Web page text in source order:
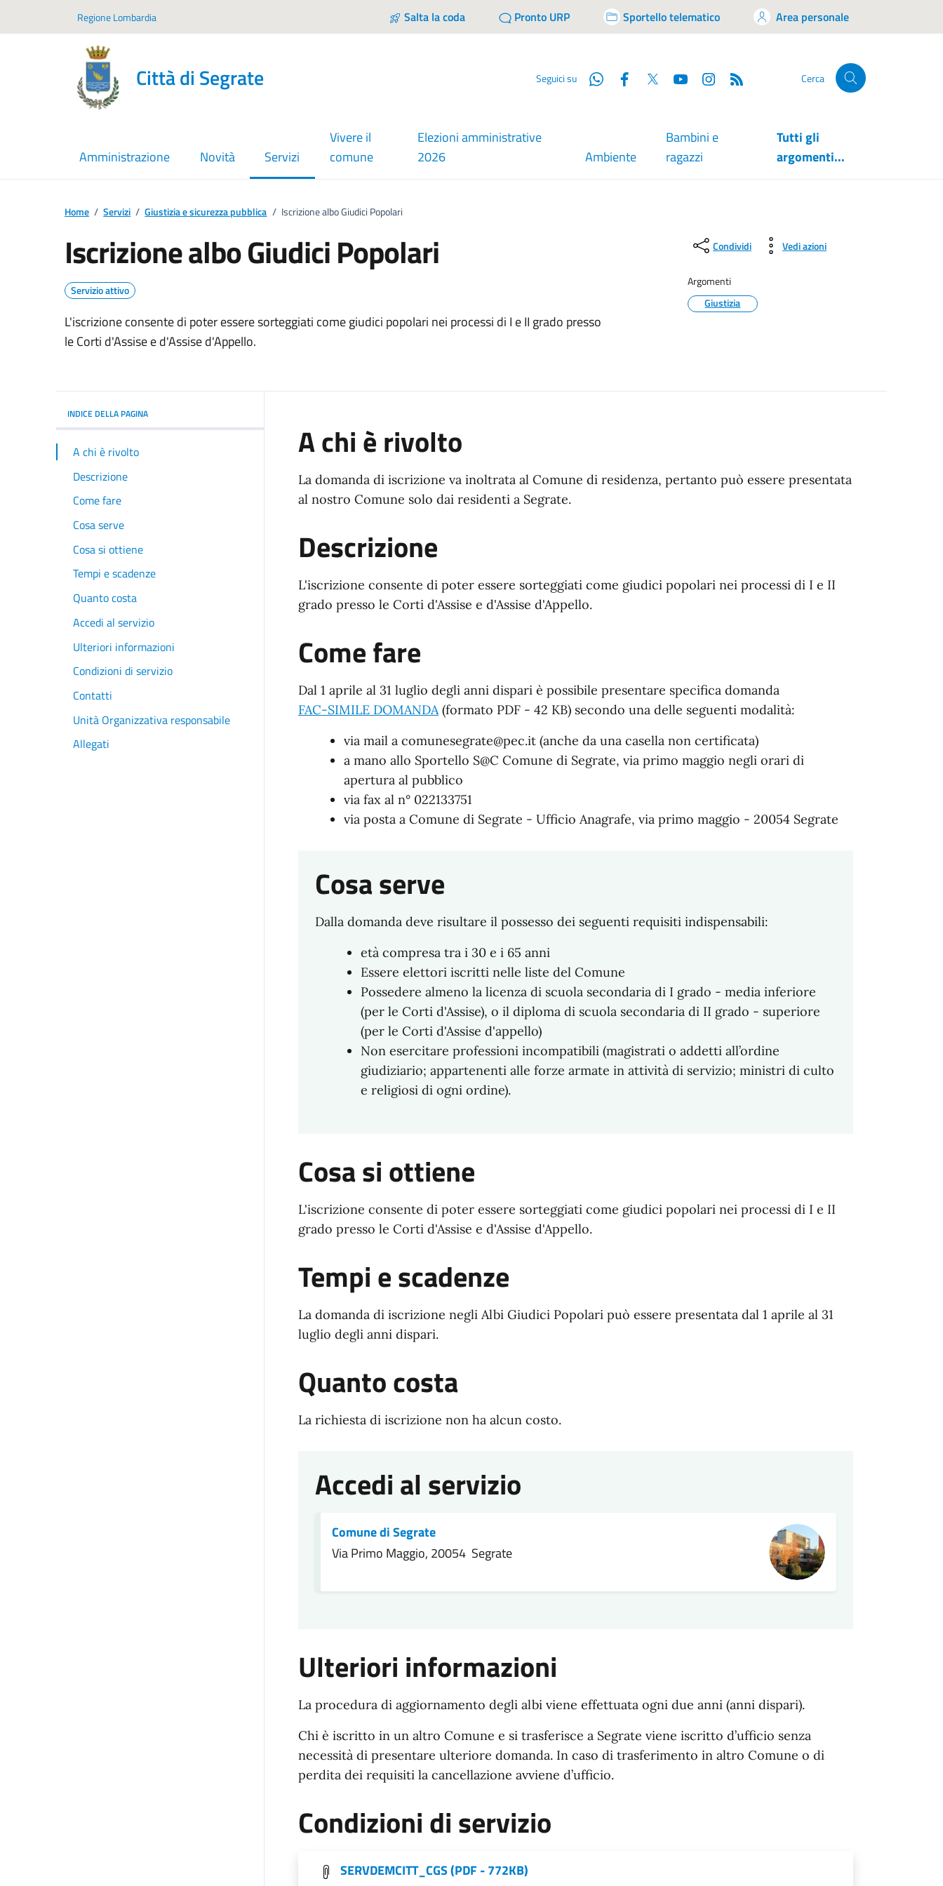
Regione Lombardia Salta la coda Pronto URP Sportello telematico Area personale
Città di Segrate Seguici su WhatsappFacebook
Twitter YouTube Cerca
Amministrazione Novità Servizi
menu selezionato
Vivere il
comune
Elezioni amministrative
2026
Ambiente
Bambini e
ragazzi
Tutti gli
argomenti...
Home / Servizi / Giustizia e sicurezza pubblica / Iscrizione albo Giudici Popolari
Iscrizione albo Giudici Popolari
Servizio attivo
L'iscrizione consente di poter essere sorteggiati come giudici popolari nei processi di I e II grado presso
le Corti d'Assise e d'Assise d'Appello.
Condividi Vedi azioni
Argomenti
Giustizia
INDICE DELLA PAGINA
A chi è rivolto
Descrizione
Come fare
Cosa serve
Cosa si ottiene
Tempi e scadenze
Quanto costa
Accedi al servizio
Ulteriori informazioni
Condizioni di servizio
Contatti
Unità Organizzativa responsabile
Allegati
A chi è rivolto
La domanda di iscrizione va inoltrata al Comune di residenza, pertanto può essere presentata
al nostro Comune solo dai residenti a Segrate.
Descrizione
L'iscrizione consente di poter essere sorteggiati come giudici popolari nei processi di I e II
grado presso le Corti d'Assise e d'Assise d'Appello.
Come fare
Dal 1 aprile al 31 luglio degli anni dispari è possibile presentare specifica domanda
FAC-SIMILE DOMANDA(formato PDF - 42 KB) secondo una delle seguenti modalità:
via mail a comunesegrate@pec.it (anche da una casella non certificata)
a mano allo Sportello S@C Comune di Segrate, via primo maggio negli orari di
apertura al pubblico
via fax al n° 022133751
via posta a Comune di Segrate - Ufficio Anagrafe, via primo maggio - 20054 Segrate
Cosa serve
Dalla domanda deve risultare il possesso dei seguenti requisiti indispensabili:
età compresa tra i 30 e i 65 anni
Essere elettori iscritti nelle liste del Comune
Possedere almeno la licenza di scuola secondaria di I grado - media inferiore
(per le Corti d'Assise), o il diploma di scuola secondaria di II grado - superiore
(per le Corti d'Assise d'appello)
Non esercitare professioni incompatibili (magistrati o addetti all’ordine
giudiziario; appartenenti alle forze armate in attività di servizio; ministri di culto
e religiosi di ogni ordine).
Cosa si ottiene
L'iscrizione consente di poter essere sorteggiati come giudici popolari nei processi di I e II
grado presso le Corti d'Assise e d'Assise d'Appello.
Tempi e scadenze
La domanda di iscrizione negli Albi Giudici Popolari può essere presentata dal 1 aprile al 31
luglio degli anni dispari.
Quanto costa
La richiesta di iscrizione non ha alcun costo.
Accedi al servizio
Comune di Segrate
Via Primo Maggio, 20054 Segrate
Ulteriori informazioni
La procedura di aggiornamento degli albi viene effettuata ogni due anni (anni dispari).
Chi è iscritto in un altro Comune e si trasferisce a Segrate viene iscritto d’ufficio senza
necessità di presentare ulteriore domanda. In caso di trasferimento in altro Comune o di
perdita dei requisiti la cancellazione avviene d’ufficio.
Condizioni di servizio
SERVDEMCITT_CGS(PDF - 772KB)